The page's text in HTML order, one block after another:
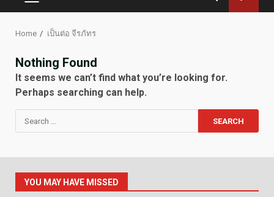
PRIMARY
Home เป็นต่อ จีรภัทร
Nothing Found
It seems we can’t find what you’re looking for.
Perhaps searching can help.
Search
for:
YOU MAY HAVE MISSED